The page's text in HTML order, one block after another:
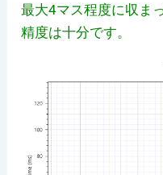
最大4マス程度に収ま
精度は十分です。